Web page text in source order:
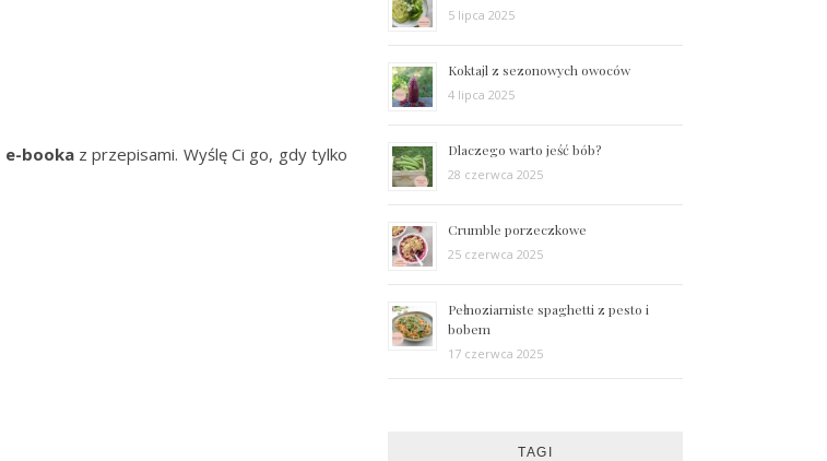
e-bookaz przepisami. Wyślę Ci go, gdy tylko
5 lipca 2025
Koktajl z sezonowych owoców
4 lipca 2025
Dlaczego warto jeść bób?
28 czerwca 2025
Crumble porzeczkowe
25 czerwca 2025
Pełnoziarniste spaghetti z pesto i
bobem
17 czerwca 2025
TAGI